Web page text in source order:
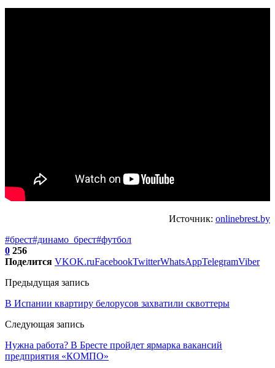
Источник: onlinebrest.by
#брест#динамо_брест#футбол
0 256
Поделится VKOK.ruFacebookTwitterWhatsAppTelegramViber
Предыдущая запись
В Испании квартиру белорусов захватили сквоттеры
Следующая запись
Нужна работа? В Бресте пройдет ярмарка вакансий
предприятия «КОМПО»